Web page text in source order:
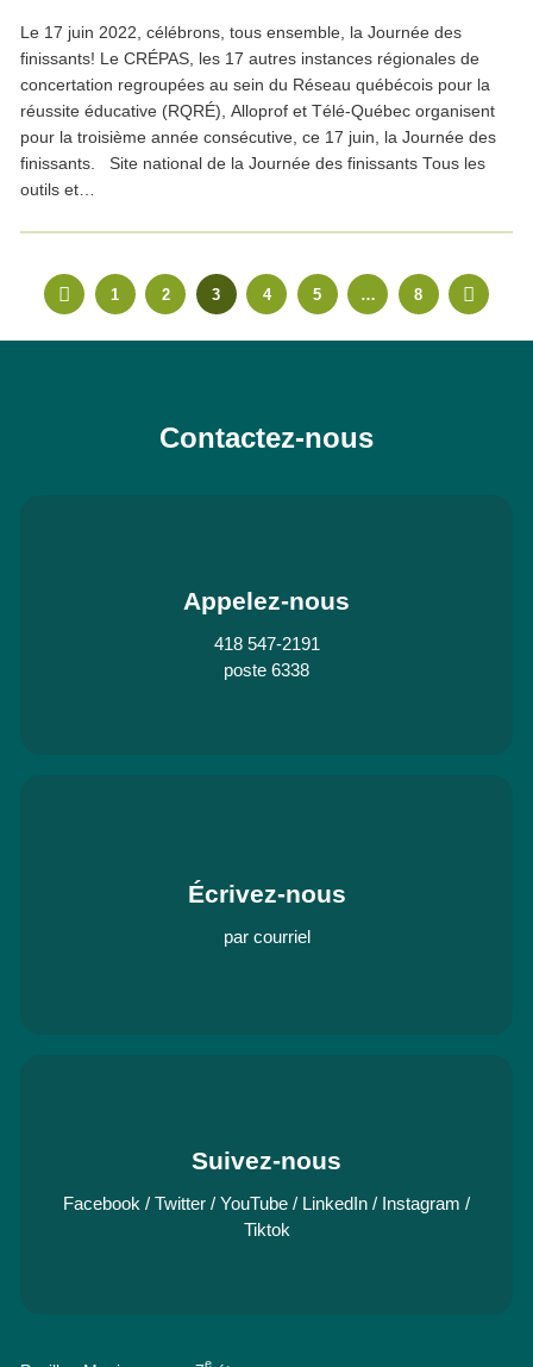
Le 17 juin 2022, célébrons, tous ensemble, la Journée des
finissants! Le CRÉPAS, les 17 autres instances régionales de
concertation regroupées au sein du Réseau québécois pour la
réussite éducative (RQRÉ), Alloprof et Télé-Québec organisent
pour la troisième année consécutive, ce 17 juin, la Journée des
finissants. Site national de la Journée des finissants Tous les
outils et…
1 2 3 4 5 … 8
Contactez-nous
Appelez-nous
418 547-2191
poste 6338
Écrivez-nous
par courriel
Suivez-nous
Facebook / Twitter / YouTube / LinkedIn / Instagram /
Tiktok
e